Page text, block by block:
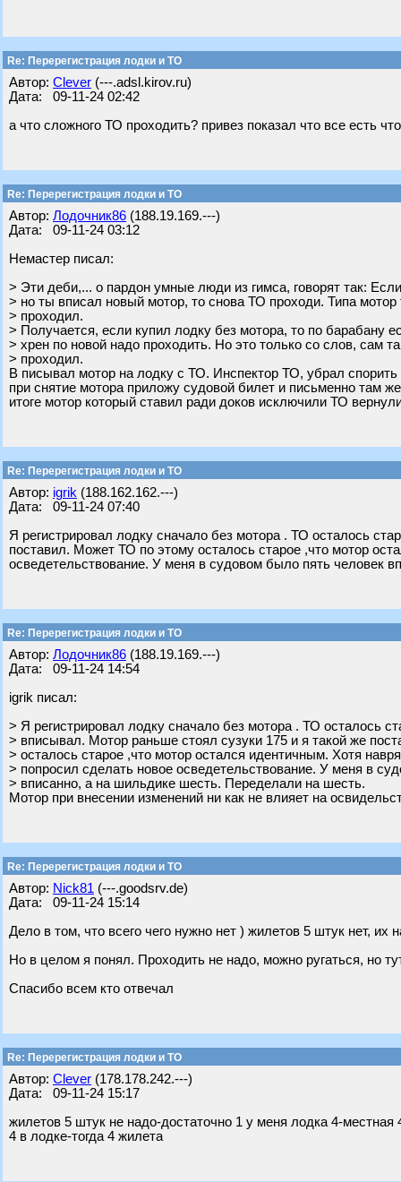
Re: Перерегистрация лодки и ТО
Автор: Clever (---.adsl.kirov.ru)
Дата: 09-11-24 02:42
а что сложного ТО проходить? привез показал что все есть
Re: Перерегистрация лодки и ТО
Автор: Лодочник86 (188.19.169.---)
Дата: 09-11-24 03:12
Немастер писал:
> Эти деби,... о пардон умные люди из гимса, говорят так:
> но ты вписал новый мотор, то снова ТО проходи. Типа
> проходил.
> Получается, если купил лодку без мотора, то по барабану
> хрен по новой надо проходить. Но это только со слов, сам
> проходил.
В писывал мотор на лодку с ТО. Инспектор ТО, убрал
при снятие мотора приложу судовой билет и письменно там
итоге мотор который ставил ради доков исключили ТО
Re: Перерегистрация лодки и ТО
Автор: igrik (188.162.162.---)
Дата: 09-11-24 07:40
Я регистрировал лодку сначало без мотора . ТО осталось
поставил. Может ТО по этому осталось старое ,что мотор
осведетельствование. У меня в судовом было пять человек
Re: Перерегистрация лодки и ТО
Автор: Лодочник86 (188.19.169.---)
Дата: 09-11-24 14:54
igrik писал:
> Я регистрировал лодку сначало без мотора . ТО осталось
> вписывал. Мотор раньше стоял сузуки 175 и я такой же
> осталось старое ,что мотор остался идентичным. Хотя
> попросил сделать новое осведетельствование. У меня в
> вписанно, а на шильдике шесть. Переделали на шесть.
Мотор при внесении изменений ни как не влияет на
Re: Перерегистрация лодки и ТО
Автор: Nick81 (---.goodsrv.de)
Дата: 09-11-24 15:14
Дело в том, что всего чего нужно нет ) жилетов 5 штук нет, их
Но в целом я понял. Проходить не надо, можно ругаться, но
Спасибо всем кто отвечал
Re: Перерегистрация лодки и ТО
Автор: Clever (178.178.242.---)
Дата: 09-11-24 15:17
жилетов 5 штук не надо-достаточно 1 у меня лодка 4-
4 в лодке-тогда 4 жилета